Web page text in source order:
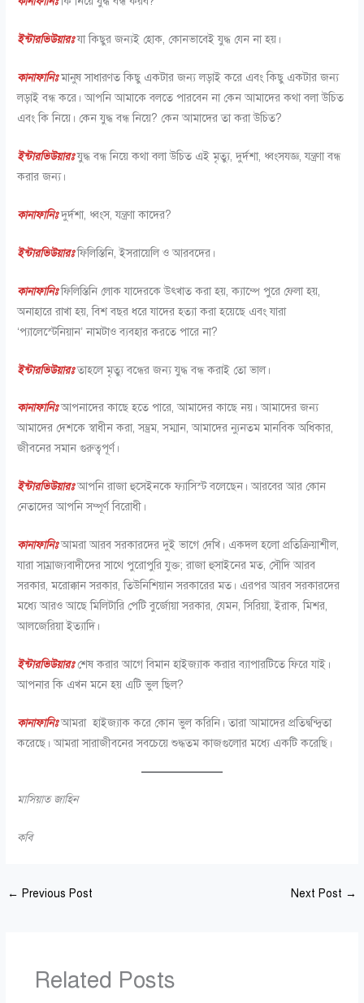
ইন্টারভিউয়ারঃ যা কিছুর জন্যই হোক, কোনভাবেই যুদ্ধ যেন না হয়।
কানাফানিঃ মানুষ সাধারণত কিছু একটার জন্য লড়াই করে এবং কিছু একটার জন্য
লড়াই বন্ধ করে। আপনি আমাকে বলতে পারবেন না কেন আমাদের কথা বলা উচিত
এবং কি নিয়ে। কেন যুদ্ধ বন্ধ নিয়ে? কেন আমাদের তা করা উচিত?
ইন্টারভিউয়ারঃ যুদ্ধ বন্ধ নিয়ে কথা বলা উচিত এই মৃত্যু, দুর্দশা, ধ্বংসযজ্ঞ, যন্ত্রণা বন্ধ
করার জন্য।
কানাফানিঃ দুর্দশা, ধ্বংস, যন্ত্রণা কাদের?
ইন্টারভিউয়ারঃ ফিলিস্তিনি, ইসরায়েলি ও আরবদের।
কানাফানিঃ ফিলিস্তিনি লোক যাদেরকে উৎখাত করা হয়, ক্যাম্পে পুরে ফেলা হয়,
অনাহারে রাখা হয়, বিশ বছর ধরে যাদের হত্যা করা হয়েছে এবং যারা
‘প্যালেস্টেনিয়ান’ নামটাও ব্যবহার করতে পারে না?
ইন্টারভিউয়ারঃ তাহলে মৃত্যু বন্ধের জন্য যুদ্ধ বন্ধ করাই তো ভাল।
কানাফানিঃ আপনাদের কাছে হতে পারে, আমাদের কাছে নয়। আমাদের জন্য
আমাদের দেশকে স্বাধীন করা, সম্ভ্রম, সম্মান, আমাদের ন্যুনতম মানবিক অধিকার,
জীবনের সমান গুরুত্বপূর্ণ।
ইন্টারভিউয়ারঃ আপনি রাজা হুসেইনকে ফ্যাসিস্ট বলেছেন। আরবের আর কোন
নেতাদের আপনি সম্পূর্ণ বিরোধী।
কানাফানিঃআমরা আরব সরকারদের দুই ভাগে দেখি। একদল হলো প্রতিক্রিয়াশীল,
যারা সাম্রাজ্যবাদীদের সাথে পুরোপুরি যুক্ত; রাজা হুসাইনের মত, সৌদি আরব
সরকার, মরোক্কান সরকার, তিউনিশিয়ান সরকারের মত। এরপর আরব সরকারদের
মধ্যে আরও আছে মিলিটারি পেটি বুর্জোয়া সরকার, যেমন, সিরিয়া, ইরাক, মিশর,
আলজেরিয়া ইত্যাদি।
ইন্টারভিউয়ারঃ শেষ করার আগে বিমান হাইজ্যাক করার ব্যাপারটিতে ফিরে যাই।
আপনার কি এখন মনে হয় এটি ভুল ছিল?
কানাফানিঃআমরা হাইজ্যাক করে কোন ভুল করিনি। তারা আমাদের প্রতিদ্বন্দ্বিতা
করেছে। আমরা সারাজীবনের সবচেয়ে শুদ্ধতম কাজগুলোর মধ্যে একটি করেছি।
মাসিয়াত জাহিন
কবি
← Previous Post Next Post →
Related Posts